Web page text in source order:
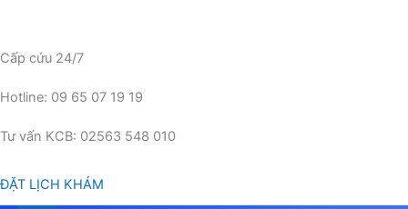
nội
Cấp cứu 24/7
Hotline: 09 65 07 19 19
Tư vấn KCB: 02563 548 010
ĐẶT LỊCH KHÁM